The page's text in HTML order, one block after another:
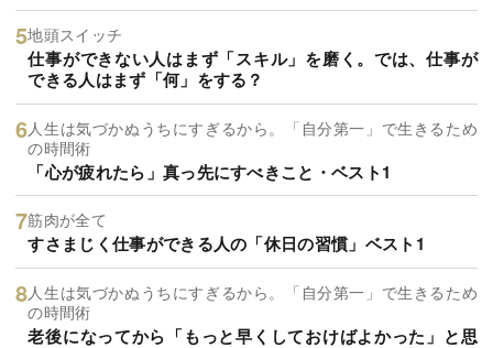
地頭スイッチ
仕事ができない人はまず「スキル」を磨く。では、仕事が
できる人はまず「何」をする？
人生は気づかぬうちにすぎるから。「自分第一」で生きるため
の時間術
「心が疲れたら」真っ先にすべきこと・ベスト1
筋肉が全て
すさまじく仕事ができる人の「休日の習慣」ベスト1
人生は気づかぬうちにすぎるから。「自分第一」で生きるため
の時間術
老後になってから「もっと早くしておけばよかった」と思